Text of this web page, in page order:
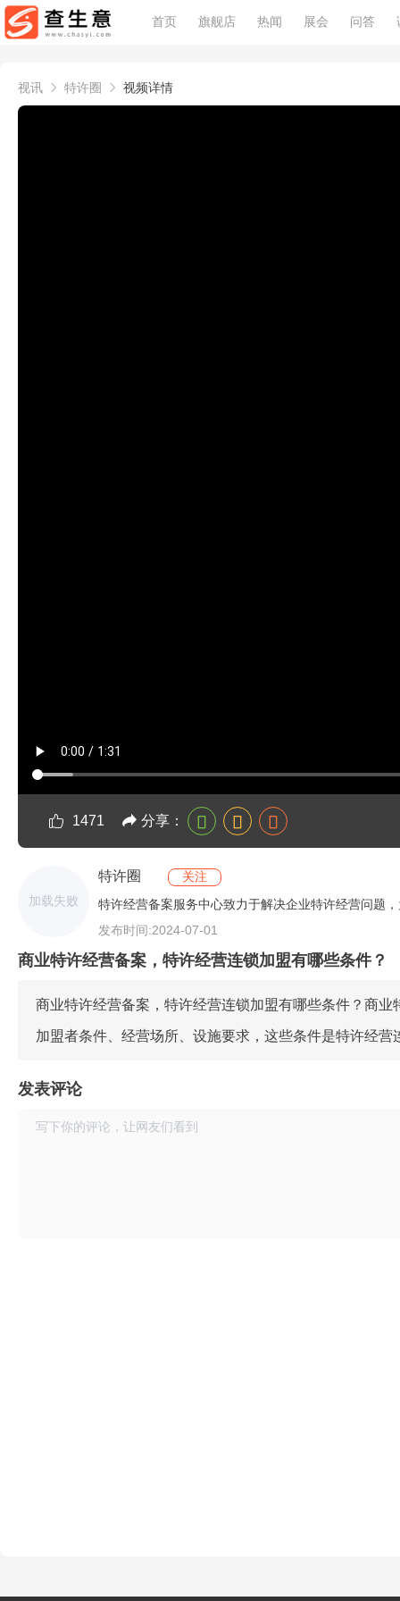
首页 旗舰店 热闻 展会 问答
视讯 特许圈 视频详情
1471 分享：
加载失败
特许圈
关注
特许经营备案服务中心致力于解决企业特许经营问题
发布时间:2024-07-01
商业特许经营备案，特许经营连锁加盟有哪些条件？
商业特许经营备案，特许经营连锁加盟有哪些条件？商
加盟者条件、经营场所、设施要求，这些条件是特许经营
发表评论